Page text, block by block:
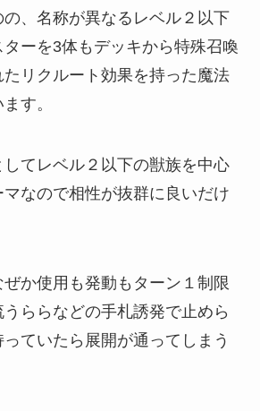
の、名称が異なるレベル２以下
ーを3体もデッキから特殊召喚
リクルート効果を持った魔法
す。
てレベル２以下の獣族を中心
なので相性が抜群に良いだけ
か使用も発動もターン１制限
ららなどの手札誘発で止めら
ていたら展開が通ってしまう